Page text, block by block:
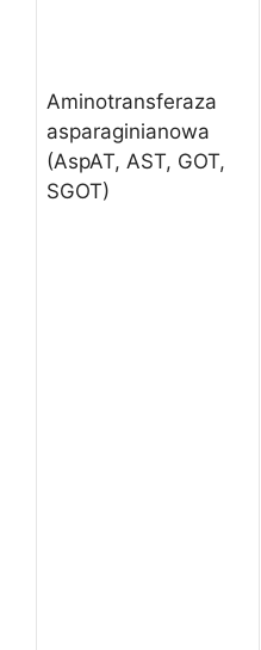
Aminotransferaza
asparaginianowa
(AspAT, AST, GOT,
SGOT)